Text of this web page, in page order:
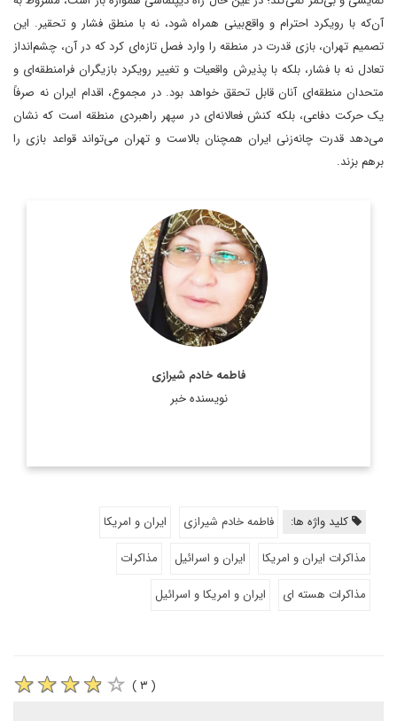
آن‌که با رویکرد احترام و واقع‌بینی همراه شود، نه با منطق فشار و تحقیر. این
تصمیم تهران، بازی قدرت در منطقه را وارد فصل تازه‌ای کرد که در آن، چشم‌انداز
تعادل نه با فشار، بلکه با پذیرش واقعیات و تغییر رویکرد بازیگران فرامنطقه‌ای و
متحدان منطقه‌ای آنان قابل تحقق خواهد بود. در مجموع، اقدام ایران نه صرفاً
یک حرکت دفاعی، بلکه کنش فعالانه‌ای در سپهر راهبردی منطقه است که نشان
می‌دهد قدرت چانه‌زنی ایران همچنان بالاست و تهران می‌تواند قواعد بازی را
برهم بزند.
فاطمه خادم شیرازی
نویسنده خبر
کلید واژه ها: فاطمه خادم شیرازی
ایران و امریکا
مذاکرات ایران و امریکا
ایران و اسرائیل
مذاکرات
مذاکرات هسته ای
ایران و امریکا و اسرائیل
( ۳ )